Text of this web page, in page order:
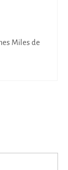
Miles de